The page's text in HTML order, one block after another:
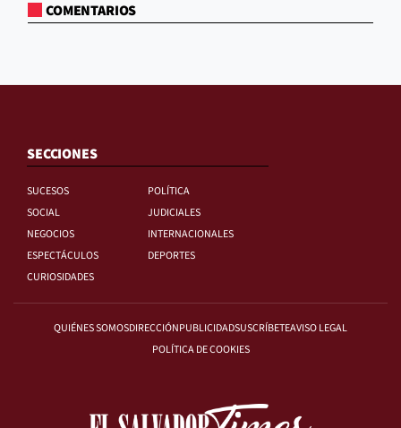
COMENTARIOS
SECCIONES
SUCESOS
POLÍTICA
SOCIAL
JUDICIALES
NEGOCIOS
INTERNACIONALES
ESPECTÁCULOS
DEPORTES
CURIOSIDADES
QUIÉNES SOMOSDIRECCIÓNPUBLICIDADSUSCRÍBETEAVISO LEGAL
POLÍTICA DE COOKIES